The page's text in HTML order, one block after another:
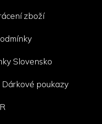
zboží
Slovensko
poukazy